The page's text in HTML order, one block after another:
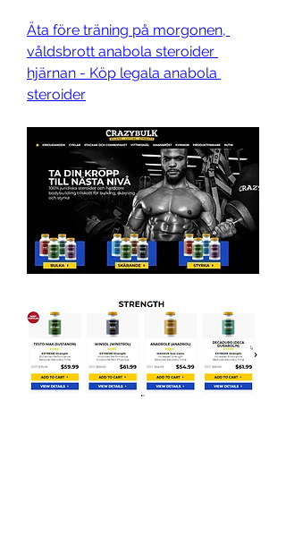
Äta före träning på morgonen,
våldsbrott anabola steroider
hjärnan - Köp legala anabola
steroider